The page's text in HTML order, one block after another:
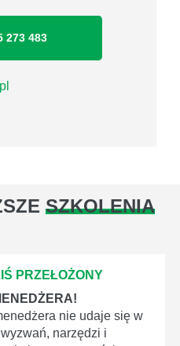
273 483
SZKOLENIA
PRZEŁOŻONY
nie udaje się w
narzędzi i